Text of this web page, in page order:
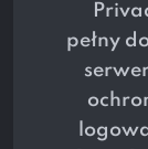
pełny